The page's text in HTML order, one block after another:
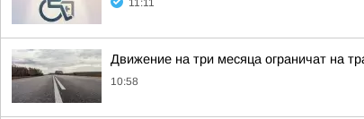
11:11
Движение на три месяца ограничат на
10:58